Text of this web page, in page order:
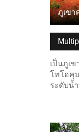
เป็นภูเ
โทโฮคุ
ระดับน้
ภูเขา
ดูข้อมูล